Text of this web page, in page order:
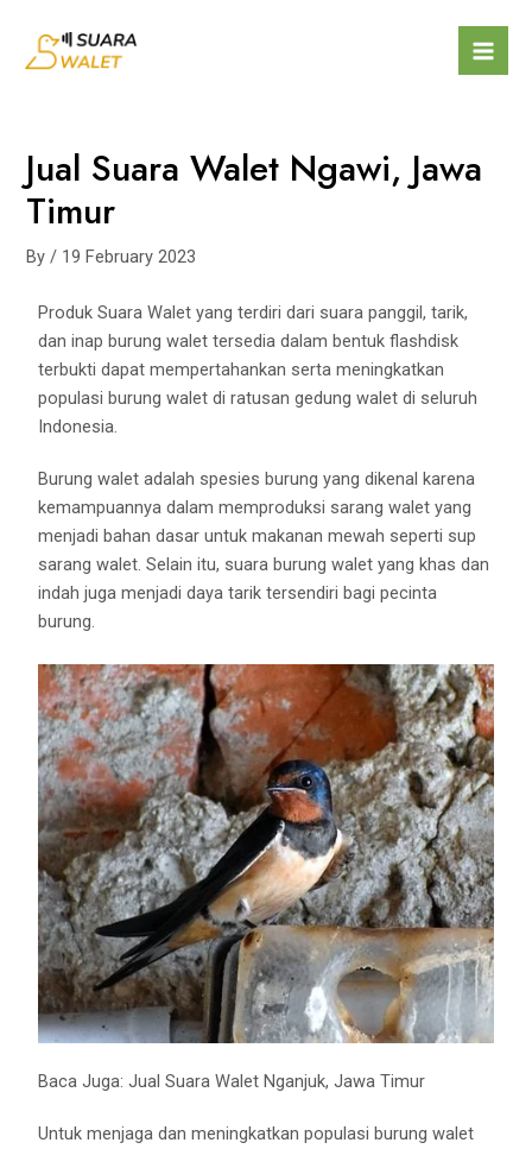
Jual Suara Walet Ngawi, Jawa
Timur
By/ 19 February 2023
Produk Suara Walet yang terdiri dari suara panggil, tarik,
dan inap burung walet tersedia dalam bentuk flashdisk
terbukti dapat mempertahankan serta meningkatkan
populasi burung walet di ratusan gedung walet di seluruh
Indonesia.
Burung walet adalah spesies burung yang dikenal karena
kemampuannya dalam memproduksi sarang walet yang
menjadi bahan dasar untuk makanan mewah seperti sup
sarang walet. Selain itu, suara burung walet yang khas dan
indah juga menjadi daya tarik tersendiri bagi pecinta
burung.
Baca Juga:Jual Suara Walet Nganjuk, Jawa Timur
Untuk menjaga dan meningkatkan populasi burung walet